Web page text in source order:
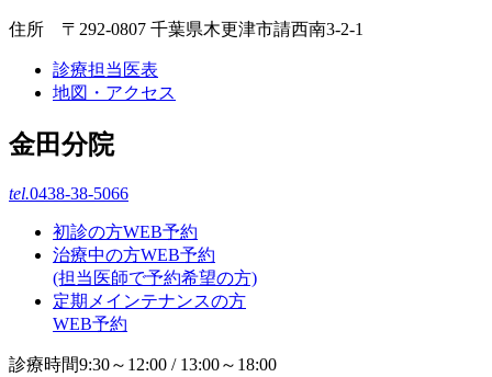
住所 〒292-0807 千葉県木更津市請西南3-2-1
診療担当医表
地図・アクセス
金田分院
tel.0438-38-5066
初診の方WEB予約
治療中の方WEB予約
(担当医師で予約希望の方)
定期メインテナンスの方
WEB予約
診療時間9:30～12:00 / 13:00～18:00